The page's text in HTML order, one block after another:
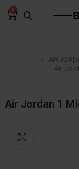
0
AIR
Air
Air Jordan 1